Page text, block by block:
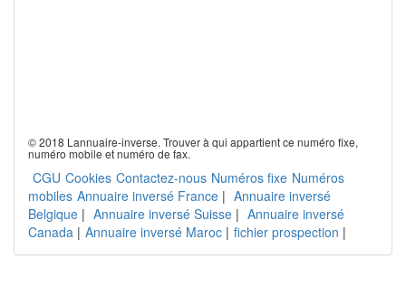
© 2018 Lannuaire-inverse. Trouver à qui appartient ce numéro fixe,
numéro mobile et numéro de fax.
CGU Cookies Contactez-nous Numéros fixe Numéros
mobiles Annuaire inversé France | Annuaire inversé
Belgique | Annuaire inversé Suisse | Annuaire inversé
Canada | Annuaire inversé Maroc | fichier prospection |